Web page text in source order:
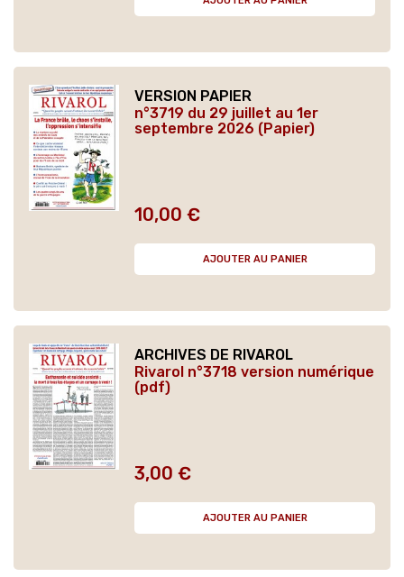
VERSION PAPIER
n°3719 du 29 juillet au 1er
septembre 2026 (Papier)
Prix
10,00 €
AJOUTER AU PANIER
ARCHIVES DE RIVAROL
Rivarol n°3718 version numérique
(pdf)
Prix
3,00 €
AJOUTER AU PANIER